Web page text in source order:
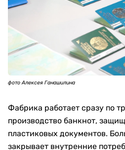
фото Алексея Ганашилина
Фабрика работает сразу по
производство банкнот,
пластиковых документов.
закрывает внутренние